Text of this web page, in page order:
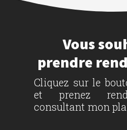
Vous
prendre
Cliquez sur le
et prenez
consultant mon